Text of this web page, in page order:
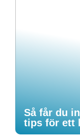
Så får du
tips för ett